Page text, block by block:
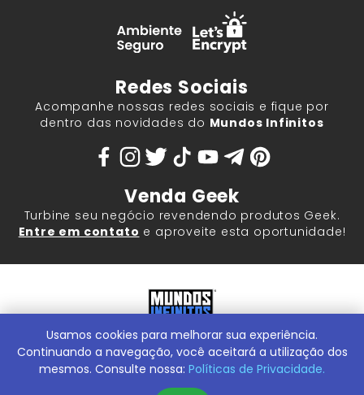
Redes Sociais
Acompanhe nossas redes sociais e fique por
dentro das novidades do Mundos Infinitos
Venda Geek
Turbine seu negócio revendendo produtos Geek.
Entre em contato e aproveite esta oportunidade!
Mundos Infinitos - Publicações e Geek Store |ContentStuff
Publicações e Assinaturas Ltda. CNPJ - 05.859.917/0001-60.
Conheça nossa Loja Física:Rua Machado Bitencourt, 291 -
Usamos cookies para melhorar sua experiência.
Continuando a navegação, você aceitará a utilização dos
mesmos. Consulte nossa: Políticas de Privacidade.